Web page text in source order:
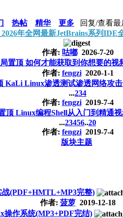
热帖 精华 更多 回复/查看最
2026年全网最新JetBrains系列IDE
作者: 咕嘟2026-7-20
如何才能获取到你想要的视
作者: fengzi2020-1-1
KaLi Linux渗透测试渗透网络攻
...234
作者: fengzi2019-7-4
Linux编程Shell从入门到精通
...23456..20
作者: fengzi2019-7-4
版块主题
(PDF+HMTL+MP3完整)
作者: 菠萝2019-12-18
操作系统(MP3+PDF完结)